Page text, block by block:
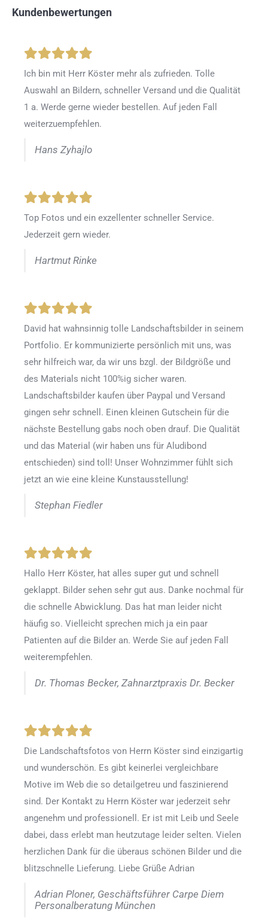
Kundenbewertungen
Ich bin mit Herr Köster mehr als zufrieden. Tolle
Auswahl an Bildern, schneller Versand und die Qualität
1 a. Werde gerne wieder bestellen. Auf jeden Fall
weiterzuempfehlen.
Hans Zyhajlo
Top Fotos und ein exzellenter schneller Service.
Jederzeit gern wieder.
Hartmut Rinke
David hat wahnsinnig tolle Landschaftsbilder in seinem
Portfolio. Er kommunizierte persönlich mit uns, was
sehr hilfreich war, da wir uns bzgl. der Bildgröße und
des Materials nicht 100%ig sicher waren.
Landschaftsbilder kaufen über Paypal und Versand
gingen sehr schnell. Einen kleinen Gutschein für die
nächste Bestellung gabs noch oben drauf. Die Qualität
und das Material (wir haben uns für Aludibond
entschieden) sind toll! Unser Wohnzimmer fühlt sich
jetzt an wie eine kleine Kunstausstellung!
Stephan Fiedler
Hallo Herr Köster, hat alles super gut und schnell
geklappt. Bilder sehen sehr gut aus. Danke nochmal für
die schnelle Abwicklung. Das hat man leider nicht
häufig so. Vielleicht sprechen mich ja ein paar
Patienten auf die Bilder an. Werde Sie auf jeden Fall
weiterempfehlen.
Dr. Thomas Becker, Zahnarztpraxis Dr. Becker
Die Landschaftsfotos von Herrn Köster sind einzigartig
und wunderschön. Es gibt keinerlei vergleichbare
Motive im Web die so detailgetreu und faszinierend
sind. Der Kontakt zu Herrn Köster war jederzeit sehr
angenehm und professionell. Er ist mit Leib und Seele
dabei, dass erlebt man heutzutage leider selten. Vielen
herzlichen Dank für die überaus schönen Bilder und die
blitzschnelle Lieferung. Liebe Grüße Adrian
Adrian Ploner, Geschäftsführer Carpe Diem
Personalberatung München